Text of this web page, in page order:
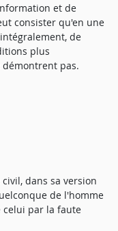
et de
consister qu'en une
de
plus
démontrent pas.
dans sa version
de l'homme
celui par la faute